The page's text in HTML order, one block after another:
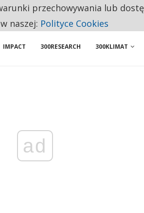
NIE ROZPOCZYNA PRACY
IMPACT 300RESEARCH 300KLIMAT
ad
przechowywania lub
naszej: Polityce Cookies